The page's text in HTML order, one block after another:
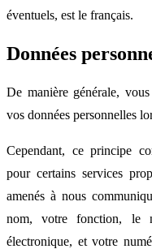
éventuels, est le français.
Données
De manière générale,
vos données personnelles
Cependant, ce principe
pour certains services
amenés à nous
nom, votre fonction, le
électronique, et votre